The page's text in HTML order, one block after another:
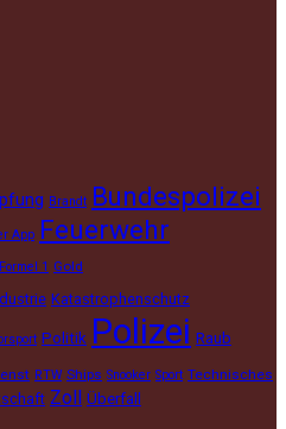
Brandt Bundespolizei
App Feuerwehr
Formel 1 Gold
Katastrophenschutz
Politik Polizei Raub
RTW Ships Snooker Sport Technisches
Zoll Überfall